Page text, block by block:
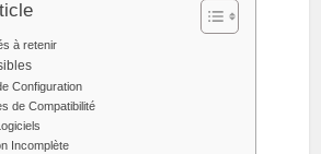
à retenir
Configuration
de Compatibilité
Incomplète